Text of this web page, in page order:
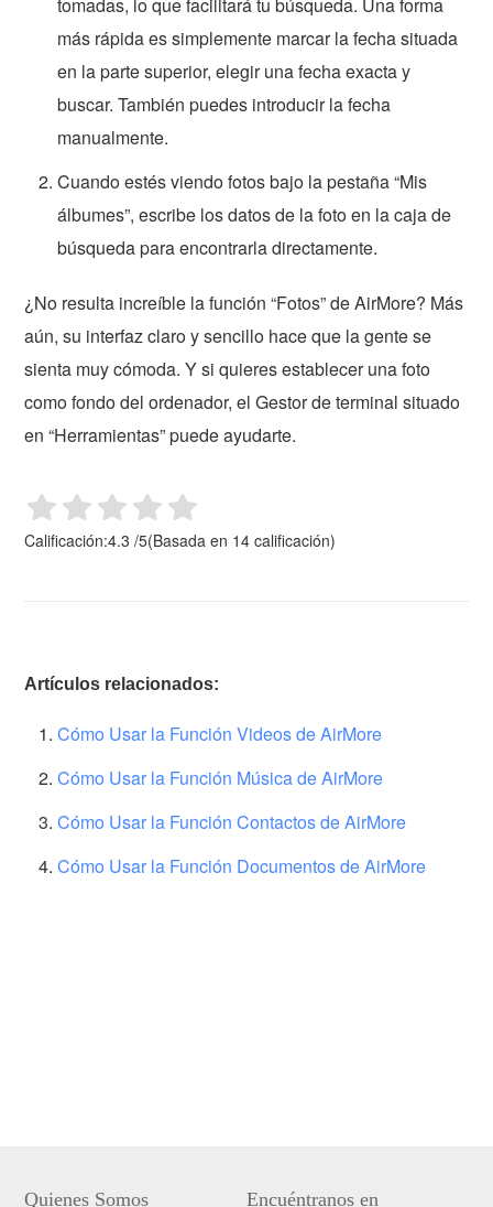
más rápida es simplemente marcar la fecha situada
en la parte superior, elegir una fecha exacta y
buscar. También puedes introducir la fecha
manualmente.
Cuando estés viendo fotos bajo la pestaña “Mis
álbumes”, escribe los datos de la foto en la caja de
búsqueda para encontrarla directamente.
¿No resulta increíble la función “Fotos” de AirMore? Más
aún, su interfaz claro y sencillo hace que la gente se
sienta muy cómoda. Y si quieres establecer una foto
como fondo del ordenador, el Gestor de terminal situado
en “Herramientas” puede ayudarte.
Calificación:4.3 /5(Basada en 14 calificación)
Artículos relacionados:
Cómo Usar la Función Videos de AirMore
Cómo Usar la Función Música de AirMore
Cómo Usar la Función Contactos de AirMore
Cómo Usar la Función Documentos de AirMore
Quienes Somos Encuéntranos en